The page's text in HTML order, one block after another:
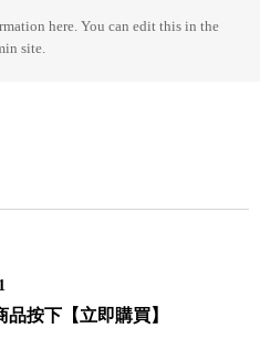
here. You can edit this in the
site.
品按下【立即購買】